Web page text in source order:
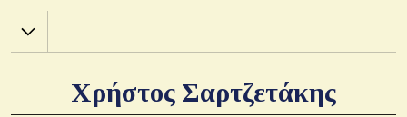
Χ.Α.
Χρήστος Σαρτζετάκης